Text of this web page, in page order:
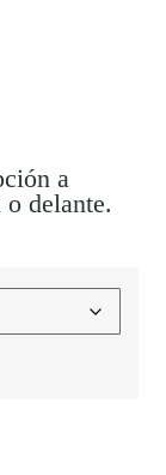
a
delante.